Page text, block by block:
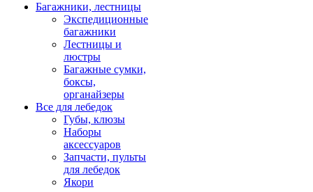
Багажники, лестницы
Экспедиционные
багажники
Лестницы и
люстры
Багажные сумки,
боксы,
органайзеры
Все для лебедок
Губы, клюзы
Наборы
аксессуаров
Запчасти, пульты
для лебедок
Якори